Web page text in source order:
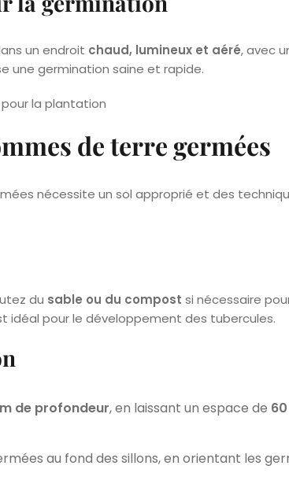
un endroit chaud, lumineux et aéré, avec
une germination saine et rapide.
de terre germées
nécessite un sol approprié et des
du sable ou du compost si nécessaire
idéal pour le développement des tubercules.
de profondeur, en laissant un espace de
au fond des sillons, en orientant les